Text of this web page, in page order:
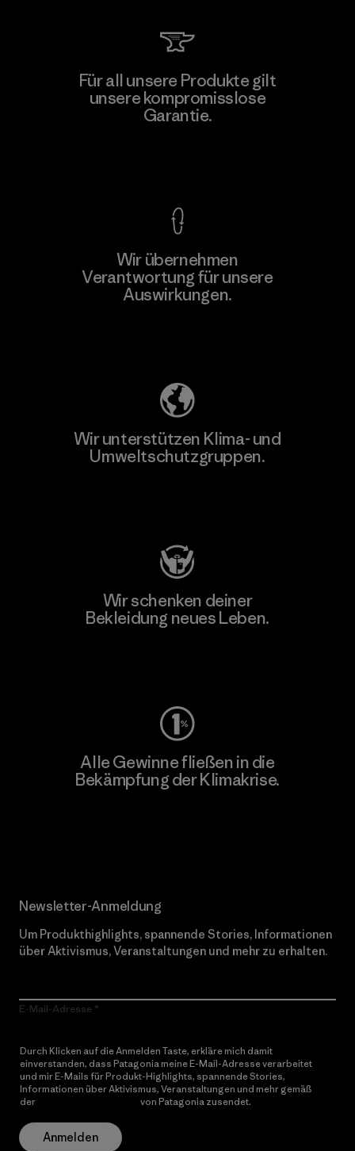
Kanaan Bao Loc Co., Ltd.
Für all unsere Produkte gilt
unsere kompromisslose
Garantie.
Wir übernehmen
Verantwortung für unsere
Auswirkungen.
Wir unterstützen Klima- und
Umweltschutzgruppen.
Wir schenken deiner
Bekleidung neues Leben.
Alle Gewinne fließen in die
Bekämpfung der Klimakrise.
Newsletter-Anmeldung
Um Produkthighlights, spannende Stories, Informationen
über Aktivismus, Veranstaltungen und mehr zu erhalten.
E-Mail-Adresse
Durch Klicken auf die Anmelden Taste, erkläre mich damit
einverstanden, dass Patagonia meine E-Mail-Adresse verarbeitet
und mir E-Mails für Produkt-Highlights, spannende Stories,
Informationen über Aktivismus, Veranstaltungen und mehr gemäß
der
von Patagonia zusendet.
Anmelden